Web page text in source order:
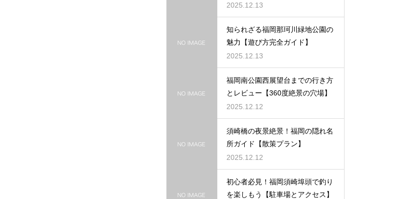
2025.12.13
知られざる福岡那珂川緑地公園の
魅力【遊び方完全ガイド】
2025.12.13
福岡南公園西展望台までの行き方
とレビュー【360度絶景の穴場】
2025.12.12
須崎橋の夜景絶景！福岡の隠れ名
所ガイド【散策プラン】
2025.12.12
初心者必見！福岡須崎埠頭で釣り
を楽しもう【駐車場とアクセス】